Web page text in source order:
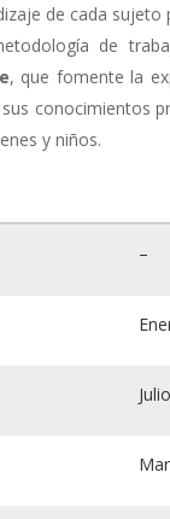
de cada sujeto
de
, que fomente la
conocimientos
y niños.
–